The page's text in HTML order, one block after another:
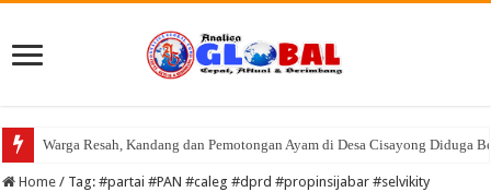
Warga Resah, Kandang dan Pemotongan Ayam di Desa Cisayong Diduga
Konsolidasi Kader, DPC PKB Kabupaten Tasikmalaya Gelar Pra Musran
Home / Tag:#partai #PAN #caleg #dprd #propinsijabar #selvikity